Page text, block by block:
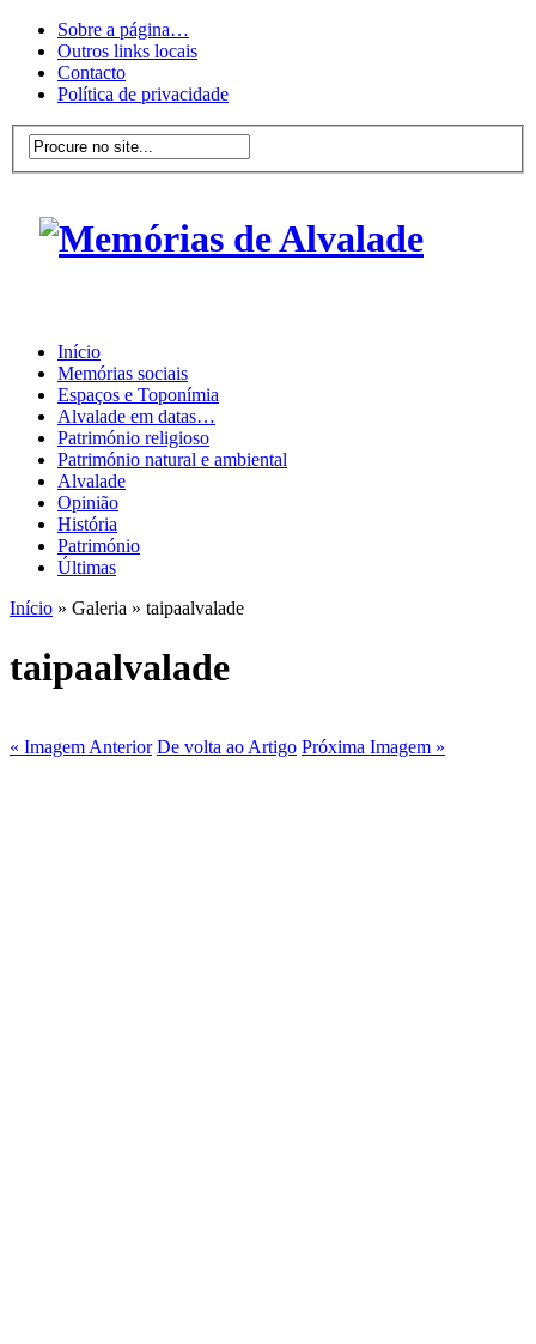
Sobre a página…
Outros links locais
Contacto
Política de privacidade
Início
Memórias sociais
Espaços e Toponímia
Alvalade em datas…
Património religioso
Património natural e ambiental
Alvalade
Opinião
História
Património
Últimas
Início » Galeria » taipaalvalade
taipaalvalade
« Imagem Anterior De volta ao Artigo Próxima Imagem »